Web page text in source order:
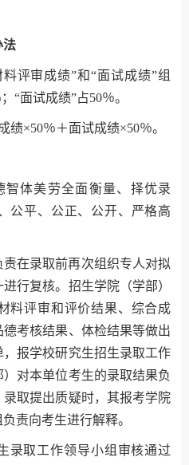
法
评审成绩”和“面试成绩”组
“面试成绩”占50％。
绩×50％＋面试成绩×50％。
智体美劳全面衡量、择优录
公平、公正、公开、严格高
责在录取前再次组织专人对拟
行复核。招生学院（学部）
料评审和评价结果、综合成
考核结果、体检结果等做出
报学校研究生招生录取工作
对本单位考生的录取结果负
取提出质疑时，其报考学院
责向考生进行解释。
录取工作领导小组审核通过